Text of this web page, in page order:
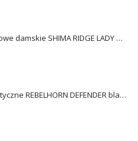
Spodnie jeansowe damskie SHIMA RIDGE LADY blue
Rękawice turystyczne REBELHORN DEFENDER black yellow fluo